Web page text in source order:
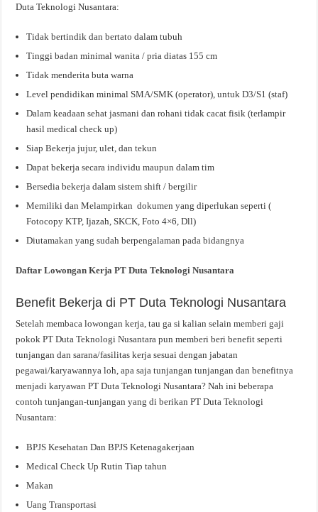
Duta Teknologi Nusantara:
Tidak bertindik dan bertato dalam tubuh
Tinggi badan minimal wanita / pria diatas 155 cm
Tidak menderita buta warna
Level pendidikan minimal SMA/SMK (operator), untuk D3/S1 (staf)
Dalam keadaan sehat jasmani dan rohani tidak cacat fisik (terlampir
hasil medical check up)
Siap Bekerja jujur, ulet, dan tekun
Dapat bekerja secara individu maupun dalam tim
Bersedia bekerja dalam sistem shift / bergilir
Memiliki dan Melampirkan dokumen yang diperlukan seperti (
Fotocopy KTP, Ijazah, SKCK, Foto 4×6, Dll)
Diutamakan yang sudah berpengalaman pada bidangnya
Daftar Lowongan Kerja PT Duta Teknologi Nusantara
Benefit Bekerja di PT Duta Teknologi Nusantara
Setelah membaca lowongan kerja, tau ga si kalian selain memberi gaji
pokok PT Duta Teknologi Nusantara pun memberi beri benefit seperti
tunjangan dan sarana/fasilitas kerja sesuai dengan jabatan
pegawai/karyawannya loh, apa saja tunjangan tunjangan dan benefitnya
menjadi karyawan PT Duta Teknologi Nusantara? Nah ini beberapa
contoh tunjangan-tunjangan yang di berikan PT Duta Teknologi
Nusantara:
BPJS Kesehatan Dan BPJS Ketenagakerjaan
Medical Check Up Rutin Tiap tahun
Makan
Uang Transportasi